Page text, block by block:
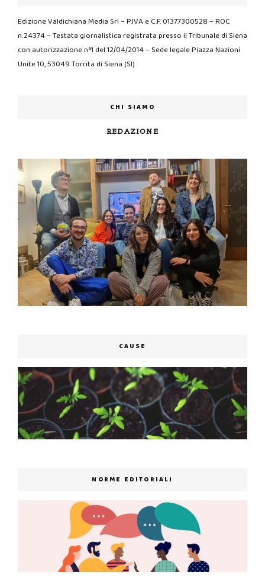
Edizione Valdichiana Media Srl – P.IVA e C.F. 01377300528 – ROC
n.24374 – Testata giornalistica registrata presso il Tribunale di Siena
con autorizzazione n°1 del 12/04/2014 – Sede legale Piazza Nazioni
Unite 10, 53049 Torrita di Siena (SI)
CHI SIAMO
REDAZIONE
CAUSE
NORME EDITORIALI